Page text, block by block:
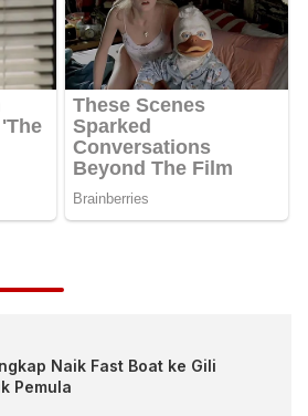
Naik Fast Boat ke Gili
Pemula